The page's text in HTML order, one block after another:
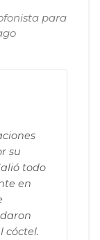
para
su
todo
en
cóctel.